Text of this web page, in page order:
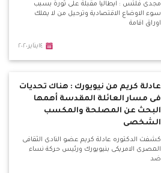
مجدى فلتس : ايطاليا مقبلة على ثورة بسبب
سوء الاوضاع الاقتصادية وترحيل من لا يملك
اوراق اقامة
١٤يناير٢٠٢٠
عادلة كريم من نيويورك : هناك تحديات
فى مسار العائلة المقدسة أهمها
البحث عن المصلحة والمكسب
الشخصى
كشفت الدكتوره عادلة كريم عضو النادى الثقافى
المصرى الامريكى بنيويورك ورئيس حركة نساء
ضد